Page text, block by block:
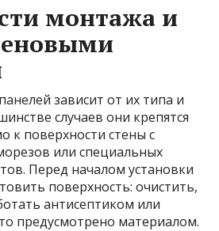
монтажа и
зависит от их типа и
случаев они крепятся
к поверхности стены с
или специальных
Перед началом установки
поверхность: очистить,
антисептиком или
предусмотрено материалом.